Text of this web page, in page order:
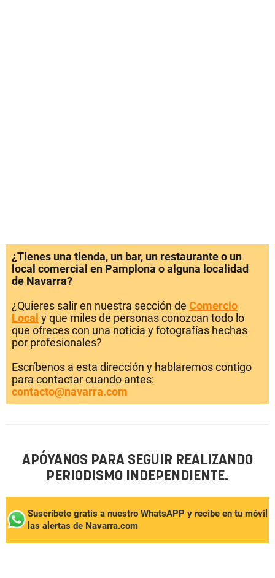
¿Tienes una tienda, un bar, un restaurante o un
local comercial en Pamplona o alguna localidad
de Navarra?
¿Quieres salir en nuestra sección de Comercio
Local y que miles de personas conozcan todo lo
que ofreces con una noticia y fotografías hechas
por profesionales?
Escríbenos a esta dirección y hablaremos contigo
para contactar cuando antes:
contacto@navarra.com
APÓYANOS PARA SEGUIR REALIZANDO
PERIODISMO INDEPENDIENTE.
Suscríbete gratis a nuestro WhatsAPP y recibe en tu móvil
las alertas de Navarra.com